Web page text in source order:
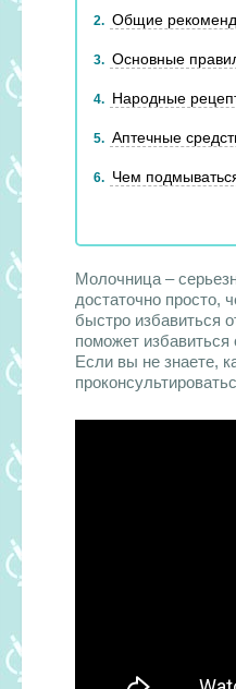
2 Общие
3 Основные
4 Народные
5 Аптечные
6 Чем
Молочница –
достаточно просто,
быстро избавиться
поможет
Если вы не знаете,